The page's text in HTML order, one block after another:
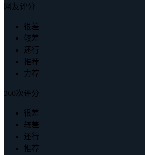
网友评分
很差
较差
还行
推荐
力荐
360次评分
很差
较差
还行
推荐